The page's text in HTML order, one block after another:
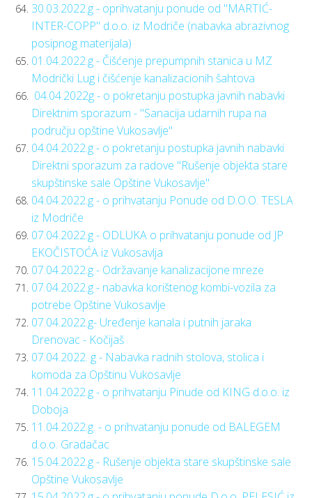
30.03.2022.g - oprihvatanju ponude od "MARTIĆ-
INTER-COPP" d.o.o. iz Modriče (nabavka abrazivnog
posipnog materijala)
01.04.2022.g - Čišćenje prepumpnih stanica u MZ
Modrički Lug i čišćenje kanalizacionih šahtova
04.04.2022g - o pokretanju postupka javnih nabavki
Direktnim sporazum - "Sanacija udarnih rupa na
području opštine Vukosavlje"
04.04.2022.g - o pokretanju postupka javnih nabavki
Direktni sporazum za radove "Rušenje objekta stare
skupštinske sale Opštine Vukosavlje"
04.04.2022.g - o prihvatanju Ponude od D.O.O. TESLA
iz Modriče
07.04.2022.g - ODLUKA o prihvatanju ponude od JP
EKOČISTOĆA iz Vukosavlja
07.04.2022.g - Održavanje kanalizacijone mreze
07.04.2022.g - nabavka korištenog kombi-vozila za
potrebe Opštine Vukosavlje
07.04.2022.g- Uređenje kanala i putnih jaraka
Drenovac - Kočijaš
07.04.2022. g - Nabavka radnih stolova, stolica i
komoda za Opštinu Vukosavlje
11.04.2022.g - o prihvatanju Pinude od KING d.o.o. iz
Doboja
11.04.2022.g. - o prihvatanju ponude od BALEGEM
d.o.o. Gradačac
15.04.2022.g - Rušenje objekta stare skupštinske sale
Opštine Vukosavlje